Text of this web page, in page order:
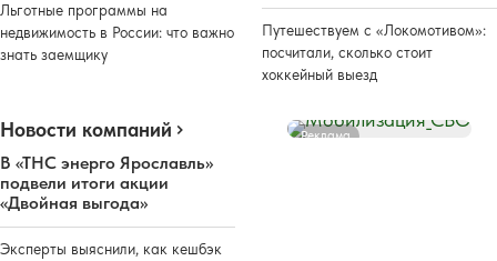
Льготные программы на
недвижимость в России: что важно
знать заемщику
Путешествуем с «Локомотивом»:
посчитали, сколько стоит
хоккейный выезд
Новости компаний
В «ТНС энерго Ярославль»
подвели итоги акции
«Двойная выгода»
Эксперты выяснили, как кешбэк
Реклама